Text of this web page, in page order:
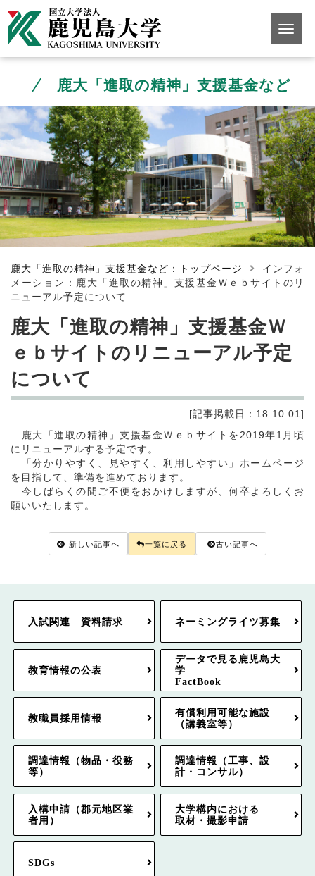
鹿大「進取の精神」支援基金など
鹿大「進取の精神」支援基金など：トップページ
インフォ
メーション：鹿大「進取の精神」支援基金Ｗｅｂサイトのリ
ニューアル予定について
鹿大「進取の精神」支援基金Ｗ
ｅｂサイトのリニューアル予定
について
[記事掲載日：18.10.01]
鹿大「進取の精神」支援基金Ｗｅｂサイトを2019年1月頃
にリニューアルする予定です。
「分かりやすく、見やすく、利用しやすい」ホームページ
を目指して、準備を進めております。
今しばらくの間ご不便をおかけしますが、何卒よろしくお
願いいたします。
新しい記事へ 一覧に戻る 古い記事へ
入試関連 資料請求 ネーミングライツ募集
教育情報の公表
データで見る鹿児島大
学
FactBook
教職員採用情報
有償利用可能な施設
（講義室等）
調達情報（物品・役務
等）
調達情報（工事、設
計・コンサル）
入構申請（郡元地区業
者用）
大学構内における
取材・撮影申請
SDGs